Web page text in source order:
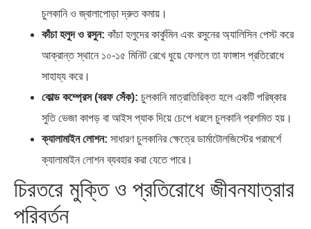
চুলকানি ও জ্বালাপোড়া দ্রুত কমায়।
কাঁচা হলুদ ও রসুন: কাঁচা হলুদের কার্কুমিন এবং রসুনের অ্যালিসিন পেস্ট করে
আক্রান্ত স্থানে ১০-১৫ মিনিট রেখে ধুয়ে ফেললে তা ফাঙ্গাস প্রতিরোধে
সাহায্য করে।
কোল্ড কম্প্রেস (বরফ সেঁক): চুলকানি মাত্রাতিরিক্ত হলে একটি পরিষ্কার
সুতি ভেজা কাপড় বা আইস প্যাক দিয়ে চেপে ধরলে চুলকানি প্রশমিত হয়।
ক্যালামাইন লোশন: সাধারণ চুলকানির ক্ষেত্রে ডার্মাটোলজিস্টের পরামর্শে
ক্যালামাইন লোশন ব্যবহার করা যেতে পারে।
চিরতরে মুক্তি ও প্রতিরোধে জীবনযাত্রার
পরিবর্তন